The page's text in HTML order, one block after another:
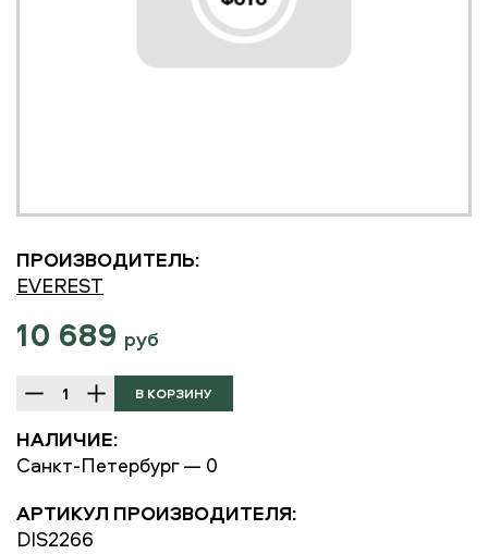
ПРОИЗВОДИТЕЛЬ:
EVEREST
10 689 руб
НАЛИЧИЕ:
Санкт-Петербург — 0
АРТИКУЛ ПРОИЗВОДИТЕЛЯ:
DIS2266